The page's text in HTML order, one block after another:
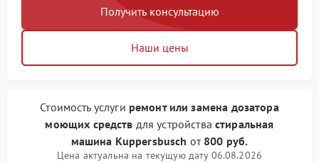
Получить консультацию
Наши цены
Стоимость услуги ремонт или замена дозатора
моющих средств для устройства стиральная
машина Kuppersbusch от 800 руб.
Цена актуальна на текущую дату 06.08.2026